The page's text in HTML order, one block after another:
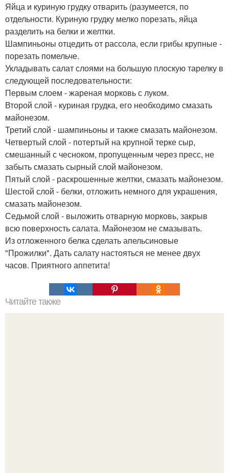
Яйца и куриную грудку отварить (разумеется, по
отдельности. Куриную грудку мелко порезать, яйца
разделить на белки и желтки.
Шампиньоны отцедить от рассола, если грибы крупные -
порезать помельче.
Укладывать салат слоями на большую плоскую тарелку в
следующей последовательности:
Первым слоем - жареная морковь с луком.
Второй слой - куриная грудка, его необходимо смазать
майонезом.
Третий слой - шампиньоны и также смазать майонезом.
Четвертый слой - потертый на крупной терке сыр,
смешанный с чесноком, пропущенным через пресс, не
забыть смазать сырный слой майонезом.
Пятый слой - раскрошенные желтки, смазать майонезом.
Шестой слой - белки, отложить немного для украшения,
смазать майонезом.
Седьмой слой - выложить отварную морковь, закрыв
всю поверхность салата. Майонезом не смазывать.
Из отложенного белка сделать апельсиновые
"Прожилки". Дать салату настояться не менее двух
часов. Приятного аппетита!
Читайте также